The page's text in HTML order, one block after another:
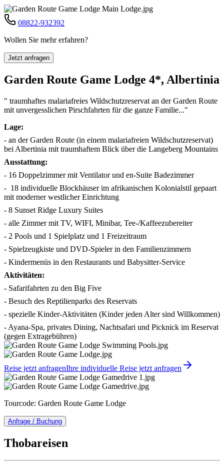
08822-932392
Wollen Sie mehr erfahren?
Jetzt anfragen
Garden Route Game Lodge 4*, Albertinia
" traumhaftes malariafreies Wildschutzreservat an der Garden Route
mit unvergesslichen Pirschfahrten für die ganze Familie..."
Lage:
- an der Garden Route (in einem malariafreien Wildschutzreservat)
bei Albertinia mit traumhaftem Blick über die Langeberg Mountains
Ausstattung:
- 16 Doppelzimmer mit Ventilator und en-Suite Badezimmer
- 18 individuelle Blockhäuser im afrikanischen Kolonialstil gepaart
mit moderner westlicher Einrichtung
- 8 Sunset Ridge Luxury Suites
- alle Zimmer mit TV, WIFI, Minibar, Tee-/Kaffeezubereiter
- 2 Pools und 1 Spielplatz und 1 Freizeitraum
- Spielzeugkiste und DVD-Spieler in den Familienzimmern
- Kindermenüs in den Restaurants und Babysitter-Service
Aktivitäten:
- Safarifahrten zu den Big Five
- Besuch des Reptilienparks des Reservats
- spezielle Kinder-Aktivitäten (Kinder jeden Alter sind Willkommen)
- Ayana-Spa, privates Dining, Nachtsafari und Picknick im Reservat
(gegen Extragebühren)
Reise jetzt anfragenIhre individuelle Reise jetzt anfragen
Tourcode: Garden Route Game Lodge
Anfrage / Buchung
Thobareisen